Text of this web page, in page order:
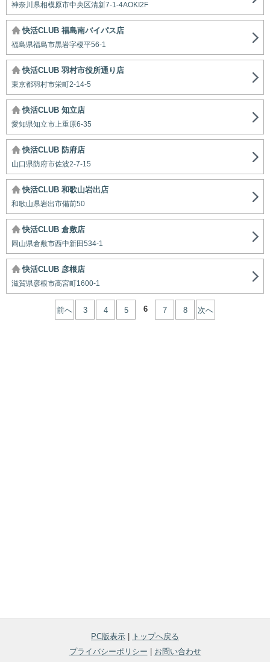
神奈川県相模原市中央区清新7-1-4AOKI2F
快活CLUB 福島南バイパス店
福島県福島市黒岩字榎平56-1
快活CLUB 羽村市役所通り店
東京都羽村市栄町2-14-5
快活CLUB 知立店
愛知県知立市上重原6-35
快活CLUB 防府店
山口県防府市佐波2-7-15
快活CLUB 和歌山岩出店
和歌山県岩出市備前50
快活CLUB 倉敷店
岡山県倉敷市西中新田534-1
快活CLUB 彦根店
滋賀県彦根市高宮町1600-1
前へ 3 4 5 6 7 8 次へ
PC版表示
トップへ戻る
プライバシーポリシー
お問い合わせ